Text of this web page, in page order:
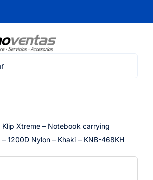
Klip Xtreme – Notebook carrying
1200D Nylon – Khaki – KNB-468KH